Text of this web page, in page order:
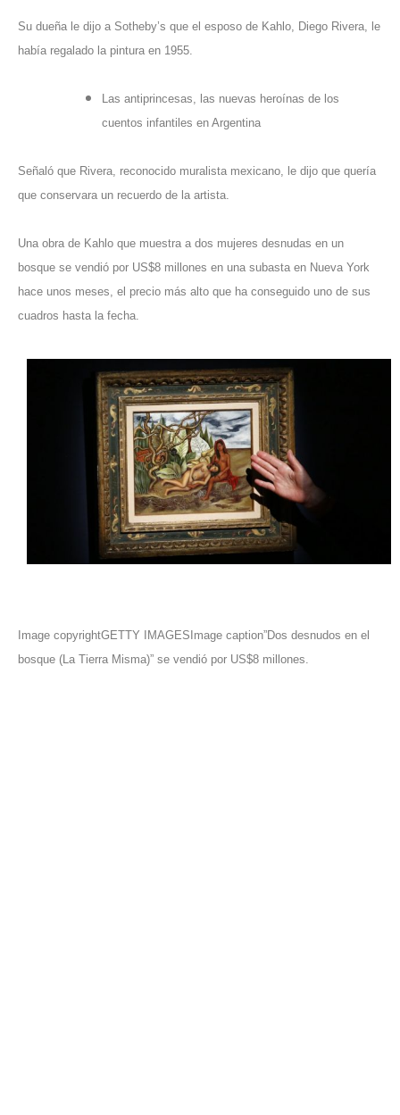
Su dueña le dijo a Sotheby’s que el esposo de Kahlo, Diego Rivera, le
había regalado la pintura en 1955.
Las antiprincesas, las nuevas heroínas de los
cuentos infantiles en Argentina
Señaló que Rivera, reconocido muralista mexicano, le dijo que quería
que conservara un recuerdo de la artista.
Una obra de Kahlo que muestra a dos mujeres desnudas en un
bosque se vendió por US$8 millones en una subasta en Nueva York
hace unos meses, el precio más alto que ha conseguido uno de sus
cuadros hasta la fecha.
Image copyrightGETTY IMAGESImage caption”Dos desnudos en el
bosque (La Tierra Misma)” se vendió por US$8 millones.